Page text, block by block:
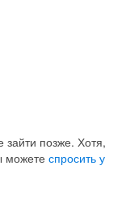
зайти позже. Хотя,
можете спросить у